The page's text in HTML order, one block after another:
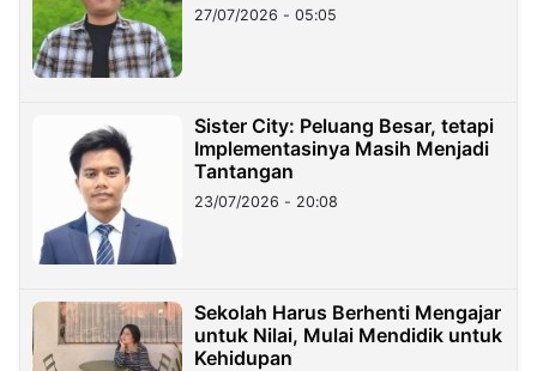
27/07/2026 - 05:05
Sister City: Peluang Besar, tetapi
Implementasinya Masih Menjadi
Tantangan
23/07/2026 - 20:08
Sekolah Harus Berhenti Mengajar
untuk Nilai, Mulai Mendidik untuk
Kehidupan